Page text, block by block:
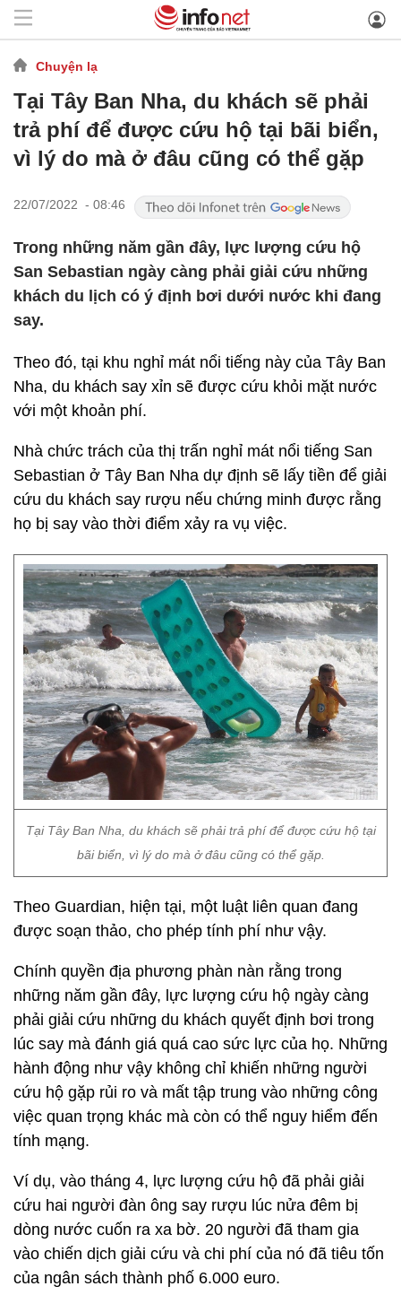
Chuyện lạ
Tại Tây Ban Nha, du khách sẽ phải
trả phí để được cứu hộ tại bãi biển,
vì lý do mà ở đâu cũng có thể gặp
22/07/2022 - 08:46
Trong những năm gần đây, lực lượng cứu hộ
San Sebastian ngày càng phải giải cứu những
khách du lịch có ý định bơi dưới nước khi đang
say.
Theo đó, tại khu nghỉ mát nổi tiếng này của Tây Ban
Nha, du khách say xỉn sẽ được cứu khỏi mặt nước
với một khoản phí.
Nhà chức trách của thị trấn nghỉ mát nổi tiếng San
Sebastian ở Tây Ban Nha dự định sẽ lấy tiền để giải
cứu du khách say rượu nếu chứng minh được rằng
họ bị say vào thời điểm xảy ra vụ việc.
Tại Tây Ban Nha, du khách sẽ phải trả phí để được cứu hộ tại
bãi biển, vì lý do mà ở đâu cũng có thể gặp.
Theo Guardian, hiện tại, một luật liên quan đang
được soạn thảo, cho phép tính phí như vậy.
Chính quyền địa phương phàn nàn rằng trong
những năm gần đây, lực lượng cứu hộ ngày càng
phải giải cứu những du khách quyết định bơi trong
lúc say mà đánh giá quá cao sức lực của họ. Những
hành động như vậy không chỉ khiến những người
cứu hộ gặp rủi ro và mất tập trung vào những công
việc quan trọng khác mà còn có thể nguy hiểm đến
tính mạng.
Ví dụ, vào tháng 4, lực lượng cứu hộ đã phải giải
cứu hai người đàn ông say rượu lúc nửa đêm bị
dòng nước cuốn ra xa bờ. 20 người đã tham gia
vào chiến dịch giải cứu và chi phí của nó đã tiêu tốn
của ngân sách thành phố 6.000 euro.